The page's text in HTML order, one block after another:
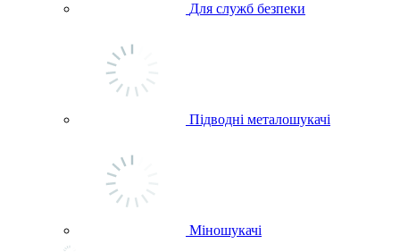
Для служб безпеки
Підводні металошукачі
Міношукачі